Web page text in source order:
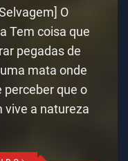
O
Tem coisa que
pegadas de
mata onde
perceber que o
vive a natureza